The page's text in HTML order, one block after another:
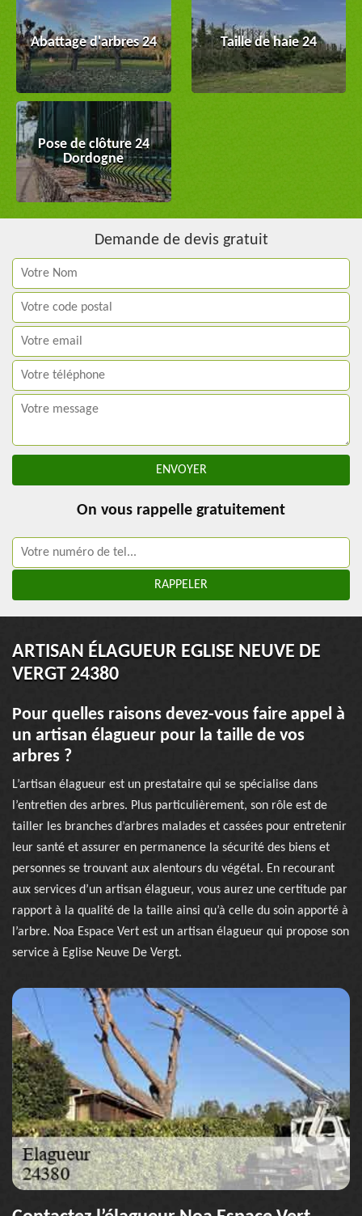
Abattage d'arbres 24 Taille de haie 24
Pose de clôture 24
Dordogne
Demande de devis gratuit
On vous rappelle gratuitement
ARTISAN ÉLAGUEUR EGLISE NEUVE DE
VERGT 24380
Pour quelles raisons devez-vous faire appel à
un artisan élagueur pour la taille de vos
arbres ?
L’artisan élagueur est un prestataire qui se spécialise dans
l’entretien des arbres. Plus particulièrement, son rôle est de
tailler les branches d’arbres malades et cassées pour entretenir
leur santé et assurer en permanence la sécurité des biens et
personnes se trouvant aux alentours du végétal. En recourant
aux services d’un artisan élagueur, vous aurez une certitude par
rapport à la qualité de la taille ainsi qu’à celle du soin apporté à
l’arbre. Noa Espace Vert est un artisan élagueur qui propose son
service à Eglise Neuve De Vergt.